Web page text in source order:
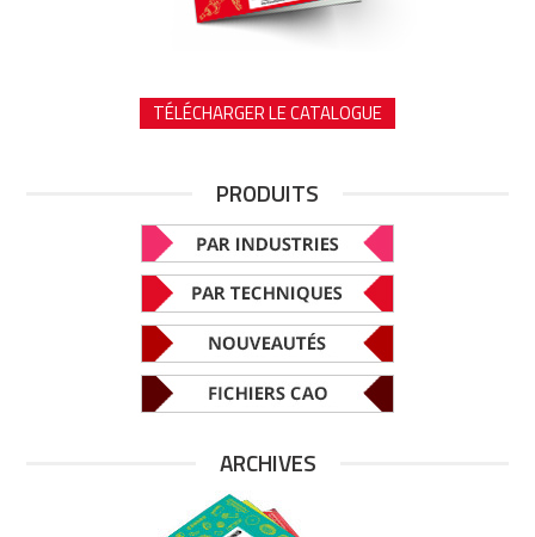
TÉLÉCHARGER LE CATALOGUE
PRODUITS
ARCHIVES